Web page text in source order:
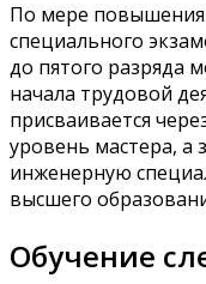
По мере повышения
специального
до пятого разряда
начала трудовой
присваивается
уровень мастера, а
инженерную
высшего
Обучение